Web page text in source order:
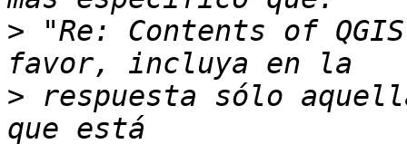
> "Re: Contents of
> respuesta sólo